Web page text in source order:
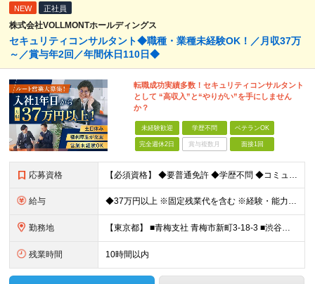
NEW 正社員
株式会社VOLLMONTホールディングス
セキュリティコンサルタント◆職種・業種未経験OK！／月収37万
～／賞与年2回／年間休日110日◆
転職成功実績多数！セキュリティコンサルタント
として “高収入”と“やりがい”を手にしません
か？
未経験歓迎 学歴不問 ベテランOK
完全週休2日 賞与複数月 面接1回
応募資格 【必須資格】 ◆要普通免許 ◆学歴不問 ◆コミュニケーション能力に自信のある方 ⇒お客様との関係をより良いものにしてください◎ ◆計画性を持って積極的に行動できる方 ⇒先のことを考えてお客様
給与 ◆37万円以上 ※固定残業代を含む ※経験・能力を考慮 ※決算賞与あり 【固定残業代】14万円/45時間 ※固定残業代は残業がない場合も支給し、超過分は別途支給する ※超過分は別途全額支給 ・一律手
勤務地 【東京都】 ■青梅支社 青梅市新町3-18-3 ■渋谷支社 渋谷区渋谷1-6-5 ■新宿支社 新宿区新宿3-11-10 ■池袋支社 豊島区東池袋1-35-5 ■両国支社 墨田区江東橋1-12-8KDビ
残業時間 10時間以内